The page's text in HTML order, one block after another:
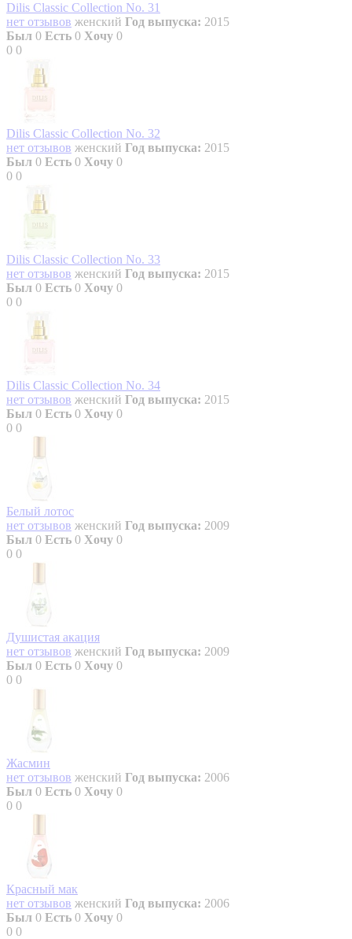
Dilis Classic Collection No. 31
нет отзывов женский Год выпуска: 2015
Был 0 Есть 0 Хочу 0
0 0
Dilis Classic Collection No. 32
нет отзывов женский Год выпуска: 2015
Был 0 Есть 0 Хочу 0
0 0
Dilis Classic Collection No. 33
нет отзывов женский Год выпуска: 2015
Был 0 Есть 0 Хочу 0
0 0
Dilis Classic Collection No. 34
нет отзывов женский Год выпуска: 2015
Был 0 Есть 0 Хочу 0
0 0
Белый лотос
нет отзывов женский Год выпуска: 2009
Был 0 Есть 0 Хочу 0
0 0
Душистая акация
нет отзывов женский Год выпуска: 2009
Был 0 Есть 0 Хочу 0
0 0
Жасмин
нет отзывов женский Год выпуска: 2006
Был 0 Есть 0 Хочу 0
0 0
Красный мак
нет отзывов женский Год выпуска: 2006
Был 0 Есть 0 Хочу 0
0 0